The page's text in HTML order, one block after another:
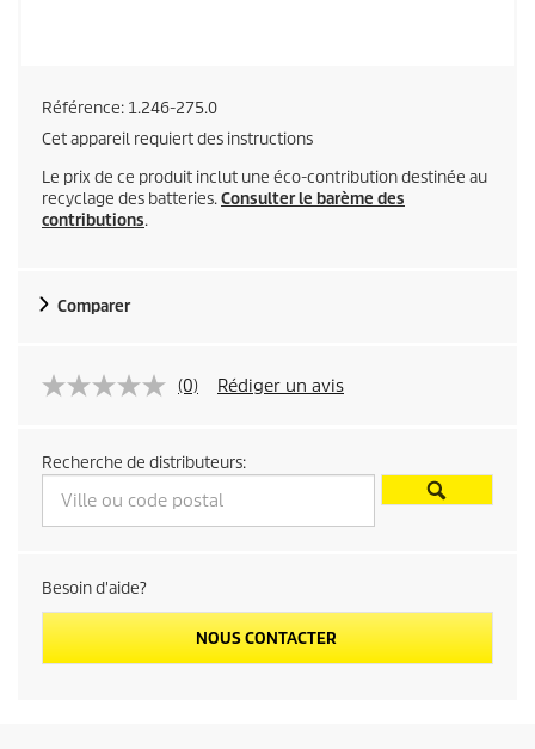
Référence: 1.246-275.0
Cet appareil requiert des instructions
Le prix de ce produit inclut une éco-contribution destinée au
recyclage des batteries.Consulter le barème des
contributions.
Comparer
(0) Rédiger un avis
Recherche de distributeurs:
Besoin d'aide?
NOUS CONTACTER